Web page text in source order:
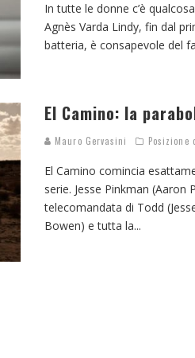
In tutte le donne c’è
Agnès Varda Lindy, fin dal
batteria, è consapevole del
El Camino: la
Mauro Gervasini Posizione
El Camino comincia
serie. Jesse Pinkman
telecomandata di Todd
Bowen) e tutta la...